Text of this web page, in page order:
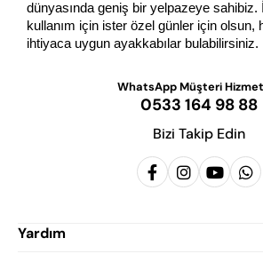
dünyasında geniş bir yelpazeye sahibiz.
kullanım için ister özel günler için olsun,
ihtiyaca uygun ayakkabılar bulabilirsiniz.
WhatsApp Müşteri
0533 164 98 88
Bizi Takip Edin
Yardım